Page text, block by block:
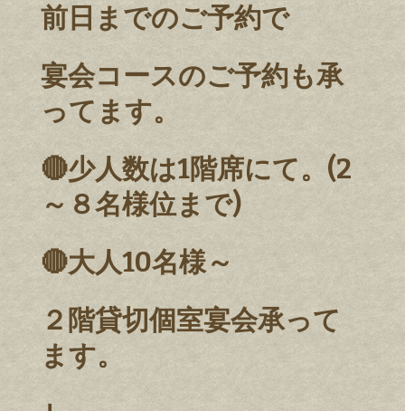
前日までのご予約で
宴会コースのご予約も承
ってます。
🔴少人数は1階席にて。(2
～８名様位まで)
🔴大人10名様～
２階貸切個室宴会承って
ます。